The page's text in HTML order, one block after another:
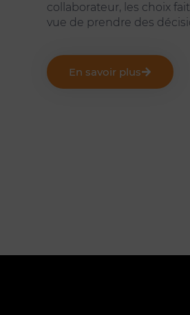
collaborateur, les choix
vue de prendre des
En savoir plus